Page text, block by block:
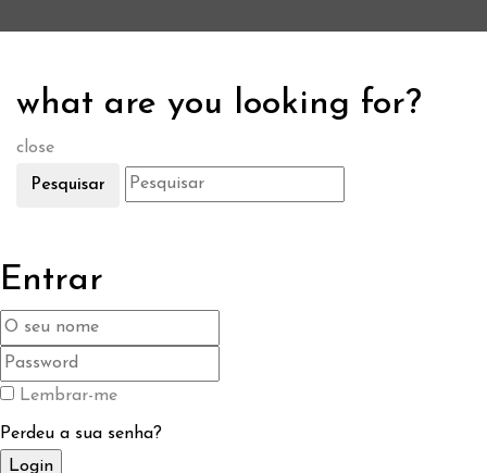
what are you looking for?
close
Pesquisar
Entrar
Lembrar-me
Perdeu a sua senha?